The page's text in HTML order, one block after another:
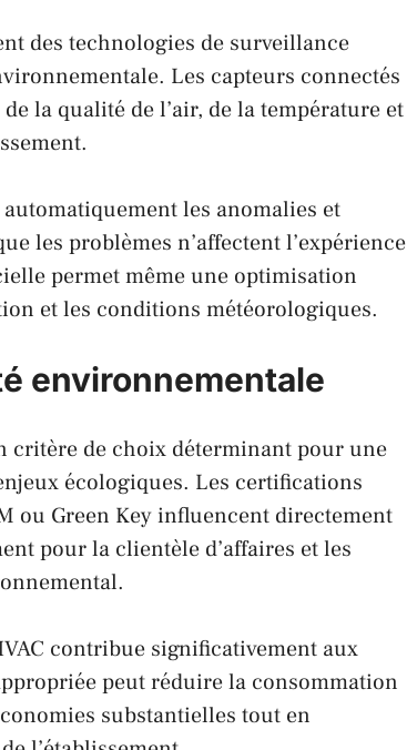
des technologies de surveillance
Les capteurs connectés
la qualité de l’air, de la température et
les anomalies et
les problèmes n’affectent l’expérience
permet même une optimisation
et les conditions météorologiques.
environnementale
de choix déterminant pour une
écologiques. Les certifications
ou Green Key influencent directement
pour la clientèle d’affaires et les
contribue significativement aux
peut réduire la consommation
substantielles tout en